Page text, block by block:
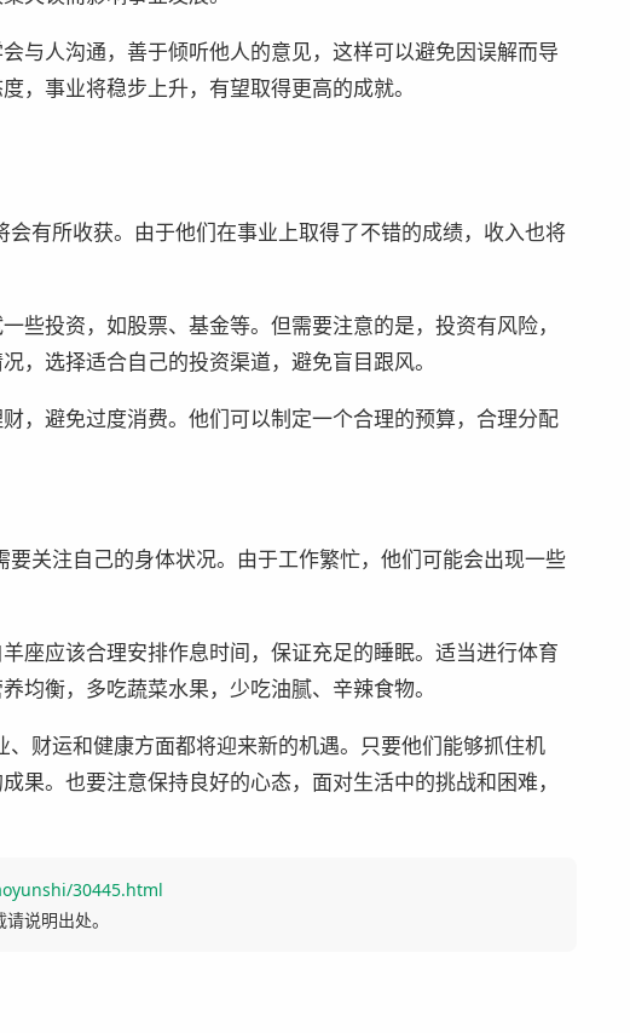
与人沟通，善于倾听他人的意见，这样可以避免因误解而导
，事业将稳步上升，有望取得更高的成就。
有所收获。由于他们在事业上取得了不错的成绩，收入也将
些投资，如股票、基金等。但需要注意的是，投资有风险，
，选择适合自己的投资渠道，避免盲目跟风。
，避免过度消费。他们可以制定一个合理的预算，合理分配
关注自己的身体状况。由于工作繁忙，他们可能会出现一些
座应该合理安排作息时间，保证充足的睡眠。适当进行体育
均衡，多吃蔬菜水果，少吃油腻、辛辣食物。
财运和健康方面都将迎来新的机遇。只要他们能够抓住机
果。也要注意保持良好的心态，面对生活中的挑战和困难，
30445.html
说明出处。